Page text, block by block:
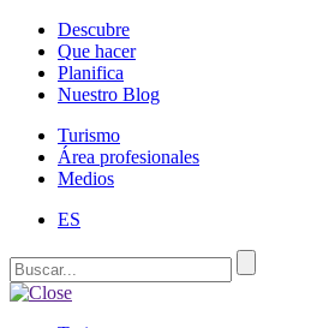
Descubre
Que hacer
Planifica
Nuestro Blog
Turismo
Área profesionales
Medios
ES